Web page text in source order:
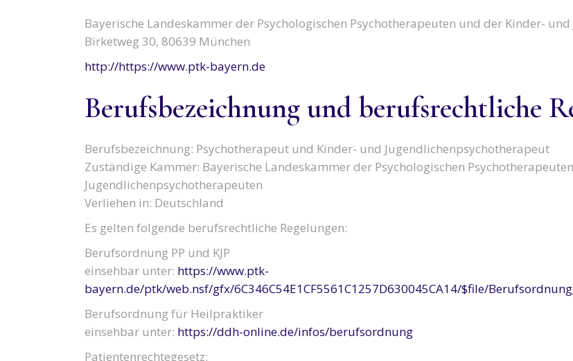
Bayerische Landeskammer der Psychologischen Psychotherapeuten und der Kinder-
Birketweg 30, 80639 München
http://https://www.ptk-bayern.de
Berufsbezeichnung und berufsrechtliche
Berufsbezeichnung: Psychotherapeut und Kinder- und Jugendlichenpsychotherapeut
Zuständige Kammer: Bayerische Landeskammer der Psychologischen
Jugendlichenpsychotherapeuten
Verliehen in: Deutschland
Es gelten folgende berufsrechtliche Regelungen:
Berufsordnung PP und KJP
einsehbar unter: https://www.ptk-
bayern.de/ptk/web.nsf/gfx/6C346C54E1CF5561C1257D630045CA14/$file/
Berufsordnung für Heilpraktiker
einsehbar unter: https://ddh-online.de/infos/berufsordnung
Patientenrechtegesetz: